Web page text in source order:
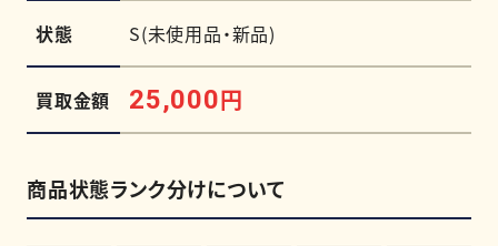
状態 S(未使用品・新品)
買取金額 25,000円
商品状態ランク分けについて